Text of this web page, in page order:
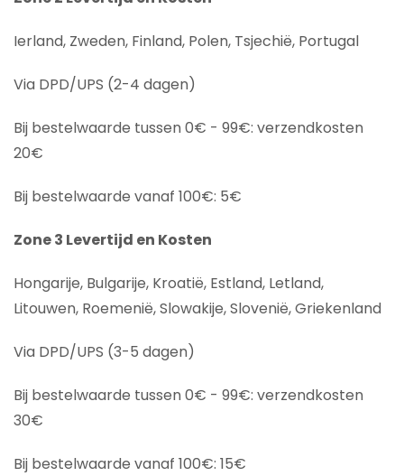
Ierland, Zweden, Finland, Polen, Tsjechië, Portugal
Via DPD/UPS (2-4 dagen)
Bij bestelwaarde tussen 0€ - 99€: verzendkosten
20€
Bij bestelwaarde vanaf 100€: 5€
Zone 3 Levertijd en Kosten
Hongarije, Bulgarije, Kroatië, Estland, Letland,
Litouwen, Roemenië, Slowakije, Slovenië, Griekenland
Via DPD/UPS (3-5 dagen)
Bij bestelwaarde tussen 0€ - 99€: verzendkosten
30€
Bij bestelwaarde vanaf 100€: 15€